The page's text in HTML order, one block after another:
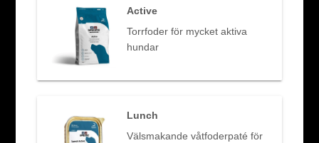
Active
Torrfoder för mycket aktiva
hundar
Lunch
Välsmakande våtfoderpaté för